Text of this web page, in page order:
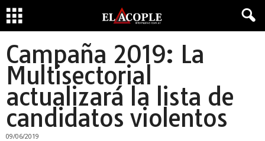
Campaña 2019: La
Multisectorial
actualizará la lista de
candidatos violentos
09/06/2019